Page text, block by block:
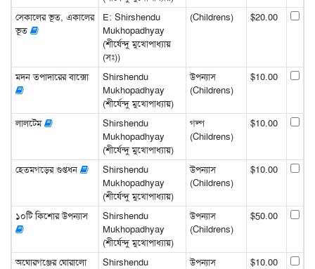
সেকালের ভূত, একালের
ভূত
E: Shirshendu
Mukhopadhyay
(শীর্ষেন্দু মুখোপাধ্যায়
(সঃ))
(Childrens) $20.00
মদন তপাদারের বাক্সো
Shirshendu
Mukhopadhyay
(শীর্ষেন্দু মুখোপাধ্যায়)
উপন্যাস
(Childrens)
$10.00
লালটেম
Shirshendu
Mukhopadhyay
(শীর্ষেন্দু মুখোপাধ্যায়)
গল্প
(Childrens)
$10.00
হেতমগড়ের গুপ্তধন
Shirshendu
Mukhopadhyay
(শীর্ষেন্দু মুখোপাধ্যায়)
উপন্যাস
(Childrens)
$10.00
১০টি কিশোর উপন্যাস
Shirshendu
Mukhopadhyay
(শীর্ষেন্দু মুখোপাধ্যায়)
উপন্যাস
(Childrens)
$50.00
অঘোরগঞ্জের ঘোরালো
Shirshendu
উপন্যাস
$10.00